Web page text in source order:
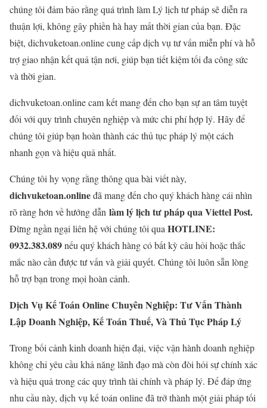
chúng tôi đảm bảo rằng quá trình làm Lý lịch tư pháp sẽ diễn ra
thuận lợi, không gây phiền hà hay mất thời gian của bạn. Đặc
biệt, dichvuketoan.online cung cấp dịch vụ tư vấn miễn phí và hỗ
trợ giao nhận kết quả tận nơi, giúp bạn tiết kiệm tối đa công sức
và thời gian.
dichvuketoan.online cam kết mang đến cho bạn sự an tâm tuyệt
đối với quy trình chuyên nghiệp và mức chi phí hợp lý. Hãy để
chúng tôi giúp bạn hoàn thành các thủ tục pháp lý một cách
nhanh gọn và hiệu quả nhất.
Chúng tôi hy vọng rằng thông qua bài viết này,
dichvuketoan.onlineđã mang đến cho quý khách hàng cái nhìn
rõ ràng hơn về hướng dẫn làm lý lịch tư pháp qua Viettel Post.
Đừng ngần ngại liên hệ với chúng tôi qua HOTLINE:
0932.383.089nếu quý khách hàng có bất kỳ câu hỏi hoặc thắc
mắc nào cần được tư vấn và giải quyết. Chúng tôi luôn sẵn lòng
hỗ trợ bạn trong mọi hoàn cảnh.
Dịch Vụ Kế Toán Online Chuyên Nghiệp: Tư Vấn Thành
Lập Doanh Nghiệp, Kế Toán Thuế, Và Thủ Tục Pháp Lý
Trong bối cảnh kinh doanh hiện đại, việc vận hành doanh nghiệp
không chỉ yêu cầu khả năng lãnh đạo mà còn đòi hỏi sự chính xác
và hiệu quả trong các quy trình tài chính và pháp lý. Để đáp ứng
nhu cầu này, dịch vụ kế toán online đã trở thành một giải pháp tối